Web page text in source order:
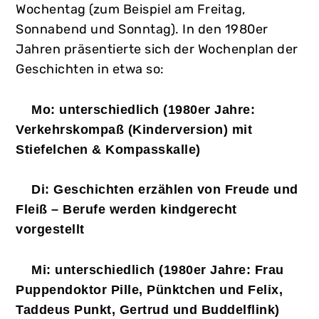
Wochentag (zum Beispiel am Freitag,
Sonnabend und Sonntag). In den 1980er
Jahren präsentierte sich der Wochenplan der
Geschichten in etwa so:
Mo: unterschiedlich (1980er Jahre:
Verkehrskompaß (Kinderversion) mit
Stiefelchen & Kompasskalle)
Di: Geschichten erzählen von Freude und
Fleiß – Berufe werden kindgerecht
vorgestellt
Mi: unterschiedlich (1980er Jahre: Frau
Puppendoktor Pille, Pünktchen und Felix,
Taddeus Punkt, Gertrud und Buddelflink)